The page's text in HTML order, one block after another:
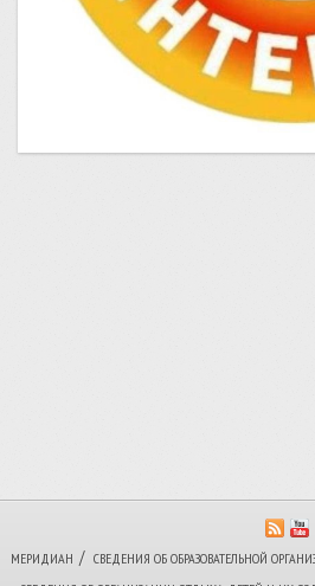
МЕРИДИАН / СВЕДЕНИЯ ОБ ОБРАЗОВАТЕЛЬНОЙ